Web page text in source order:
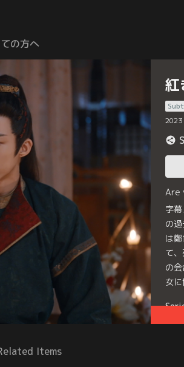
の方へ
2023
Are
字
の
は
て
の
女
Items